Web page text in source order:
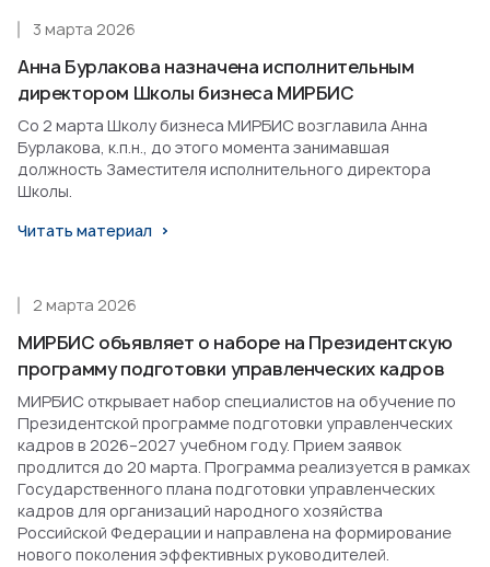
Анна Бурлакова назначена исполнительным
директором Школы бизнеса МИРБИС
3 марта 2026
Со 2 марта Школу бизнеса МИРБИС возглавила Анна
Бурлакова, к.п.н., до этого момента занимавшая
должность Заместителя исполнительного директора
Школы.
Читать материал
МИРБИС объявляет о наборе на Президентскую
программу подготовки управленческих кадров
2 марта 2026
МИРБИС открывает набор специалистов на обучение по
Президентской программе подготовки управленческих
кадров в 2026–2027 учебном году. Прием заявок
продлится до 20 марта. Программа реализуется в рамках
Государственного плана подготовки управленческих
кадров для организаций народного хозяйства
Российской Федерации и направлена на формирование
нового поколения эффективных руководителей.